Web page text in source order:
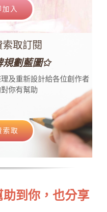
入
取訂閱
規劃藍圖✩
理及重新設計給各位創作者
對你有幫助
索取
到你，也分享